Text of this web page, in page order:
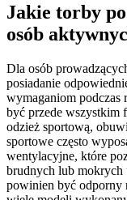
Jakie torby
osób
Dla osób
posiadanie
wymaganiom podczas
być przede wszystkim
odzież sportową,
sportowe często
wentylacyjne, które
brudnych lub mokrych
powinien być odporny